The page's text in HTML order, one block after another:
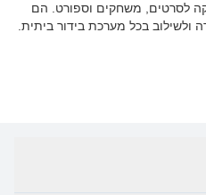
לסרטים, משחקים וספורט. הם
ולשילוב בכל מערכת בידור ביתית.